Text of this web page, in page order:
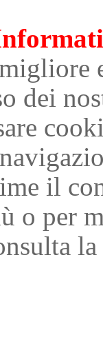
dei
il
o per